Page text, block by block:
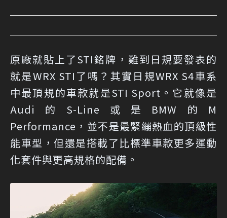
原廠就貼上了STI銘牌，難到日規要發表的
就是WRX STI了嗎？其實日規WRX S4車系
中最頂規的車款就是STI Sport。它就像是
Audi的S-Line或是BMW的M
Performance，並不是最緊繃熱血的頂級性
能車型，但還是搭載了比標準車款更多運動
化套件與更高規格的配備。